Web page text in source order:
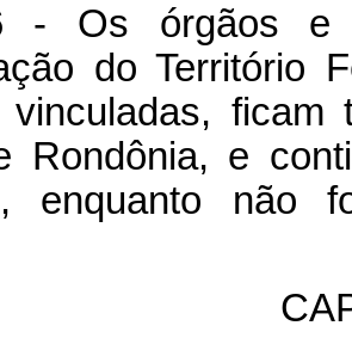
- Os órgãos e
do Território
vinculadas,
Rondônia, e
enquanto não